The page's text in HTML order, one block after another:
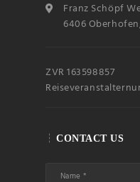
Franz Schöpf
6406
ZVR 163598857
CONTACT US